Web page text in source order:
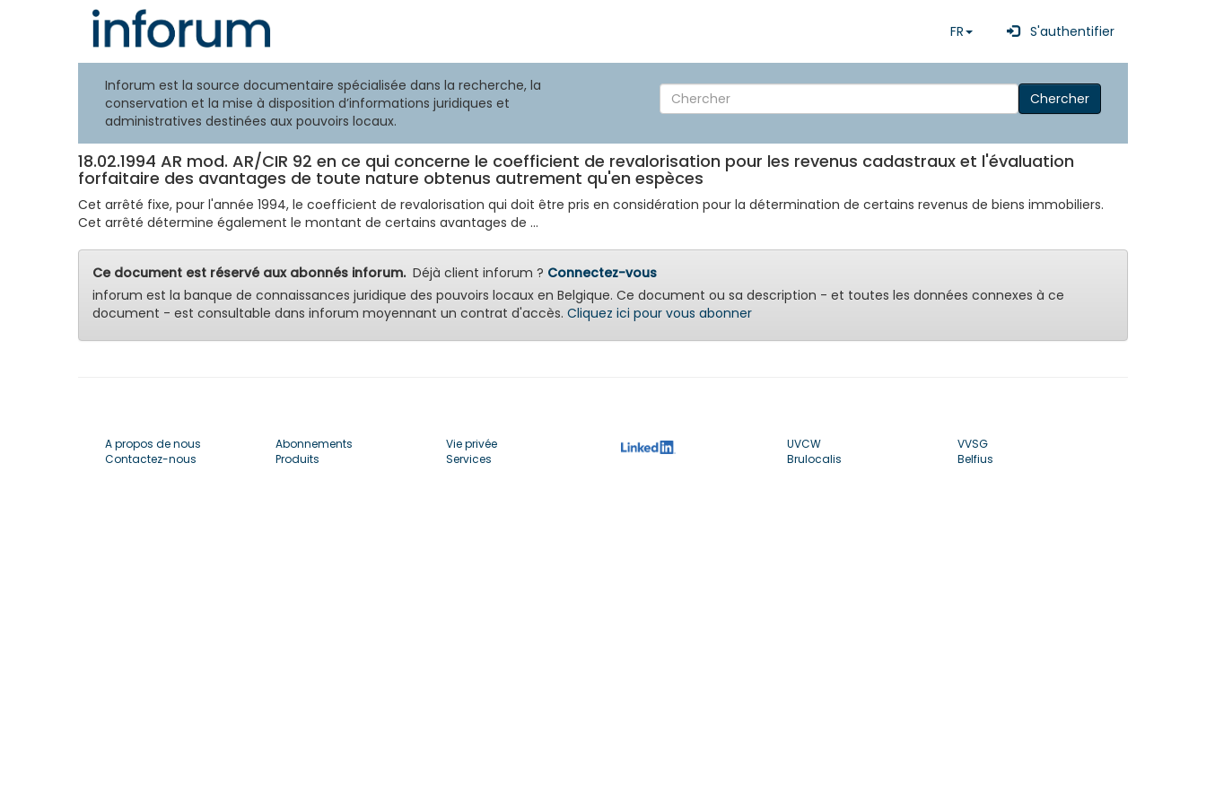
FR S'authentifier
Inforum est la source documentaire spécialisée dans la recherche, la
conservation et la mise à disposition d’informations juridiques et
administratives destinées aux pouvoirs locaux.
Chercher
18.02.1994 AR mod. AR/CIR 92 en ce qui concerne le coefficient de revalorisation pour les revenus cadastraux et l'évaluation
forfaitaire des avantages de toute nature obtenus autrement qu'en espèces
Cet arrêté fixe, pour l'année 1994, le coefficient de revalorisation qui doit être pris en considération pour la détermination de certains revenus de biens immobiliers.
Cet arrêté détermine également le montant de certains avantages de ...
Ce document est réservé aux abonnés inforum.Déjà client inforum ? Connectez-vous
inforum est la banque de connaissances juridique des pouvoirs locaux en Belgique. Ce document ou sa description - et toutes les données connexes à ce
document - est consultable dans inforum moyennant un contrat d'accès. Cliquez ici pour vous abonner
A propos de nous
Contactez-nous
Abonnements
Produits
Vie privée
Services
UVCW
Brulocalis
VVSG
Belfius